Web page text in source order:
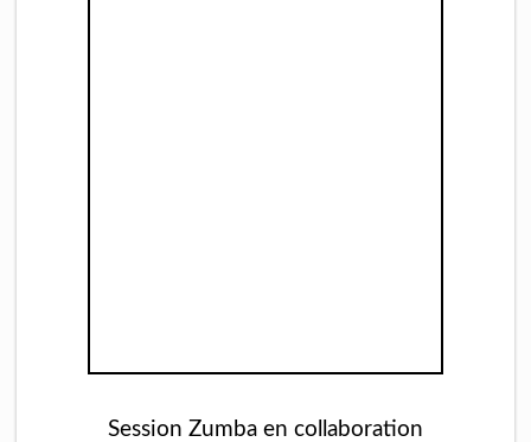
Session Zumba en collaboration